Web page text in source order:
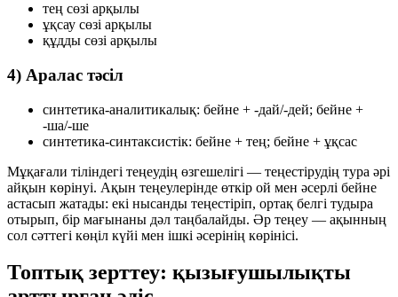
тең сөзі арқылы
ұқсау сөзі арқылы
құдды сөзі арқылы
4) Аралас тәсіл
синтетика-аналитикалық: бейне + -дай/-дей; бейне +
-ша/-ше
синтетика-синтаксистік: бейне + тең; бейне + ұқсас
Мұқағали тіліндегі теңеудің өзгешелігі — теңестірудің тура әрі
айқын көрінуі. Ақын теңеулерінде өткір ой мен әсерлі бейне
астасып жатады: екі нысанды теңестіріп, ортақ белгі тудыра
отырып, бір мағынаны дәл таңбалайды. Әр теңеу — ақынның
сол сәттегі көңіл күйі мен ішкі әсерінің көрінісі.
Топтық зерттеу: қызығушылықты